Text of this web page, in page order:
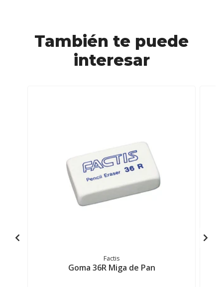
También te puede
interesar
Factis
Goma 36R Miga de Pan